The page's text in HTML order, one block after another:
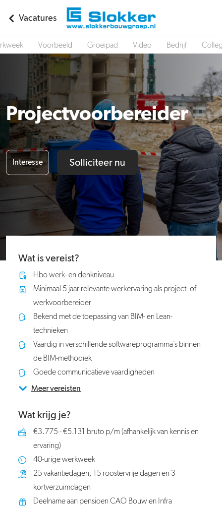
Vacatures
Voorbeeld Groeipad Video Bedrijf
Projectvoorbereider
Interesse Solliciteer nu
Wat is vereist?
Hbo werk- en denkniveau
Minimaal 5 jaar relevante werkervaring als project- of
werkvoorbereider
Bekend met de toepassing van BIM- en Lean-
technieken
Vaardig in verschillende softwareprogramma’s binnen
de BIM-methodiek
Goede communicatieve vaardigheden
Meer vereisten
Wat krijg je?
€3.775 - €5.131 bruto p/m (afhankelijk van kennis en
ervaring)
40-urige werkweek
25 vakantiedagen, 15 roostervrije dagen en 3
kortverzuimdagen
Deelname aan pensioen CAO Bouw en Infra